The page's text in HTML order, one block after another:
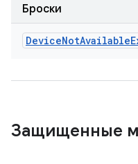
Броски
DeviceNotAvailable
Защищенные